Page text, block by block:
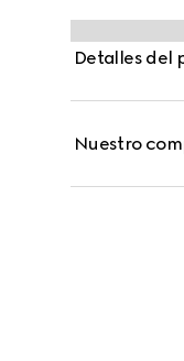
Un ribete
Detalles del
Nuestro